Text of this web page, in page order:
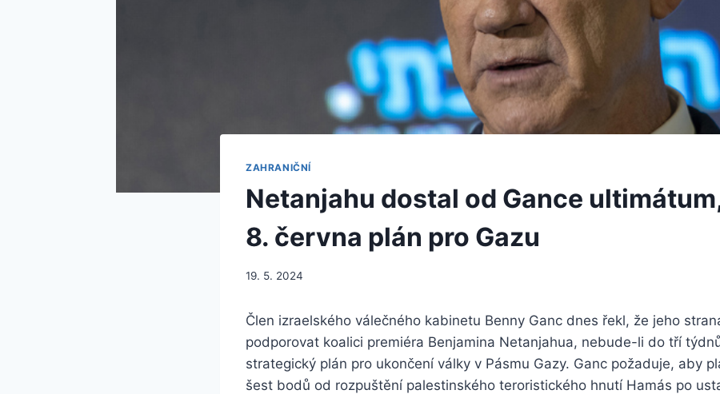
ZAHRANIČNÍ
Netanjahu dostal od Gance
8. června plán pro Gazu
19. 5. 2024
Člen izraelského válečného kabinetu Benny Ganc dnes řekl, že jeho
podporovat koalici premiéra Benjamina Netanjahua, nebude-li do tří
strategický plán pro ukončení války v Pásmu Gazy. Ganc požaduje, aby
šest bodů od rozpuštění palestinského teroristického hnutí Hamás po